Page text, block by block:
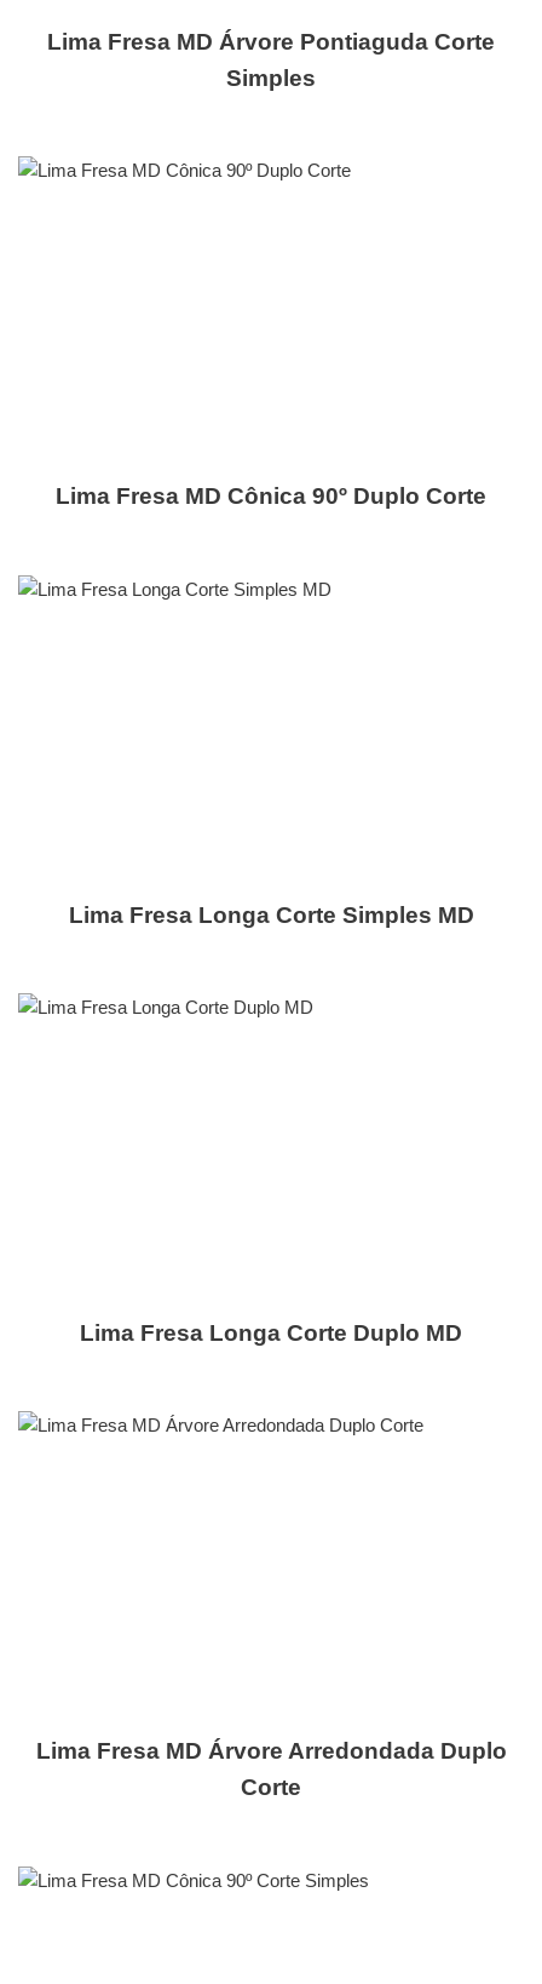
Lima Fresa MD Árvore Pontiaguda Corte
Simples
Lima Fresa MD Cônica 90º Duplo Corte
Lima Fresa Longa Corte Simples MD
Lima Fresa Longa Corte Duplo MD
Lima Fresa MD Árvore Arredondada Duplo
Corte